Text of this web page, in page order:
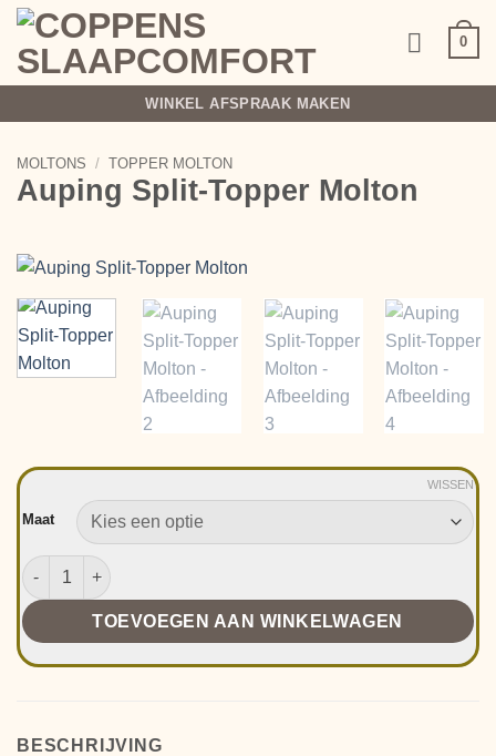
Ga
inhoud
0
WINKEL AFSPRAAK MAKEN
MOLTONS / TOPPER MOLTON
Auping Split-Topper Molton
Maat
WISSEN
Auping Split-Topper Molton aantal
TOEVOEGEN AAN WINKELWAGEN
BESCHRIJVING